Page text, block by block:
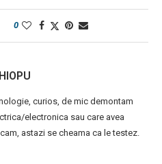
0
curios, de mic demontam
electronica sau care avea
astazi se cheama ca le testez.